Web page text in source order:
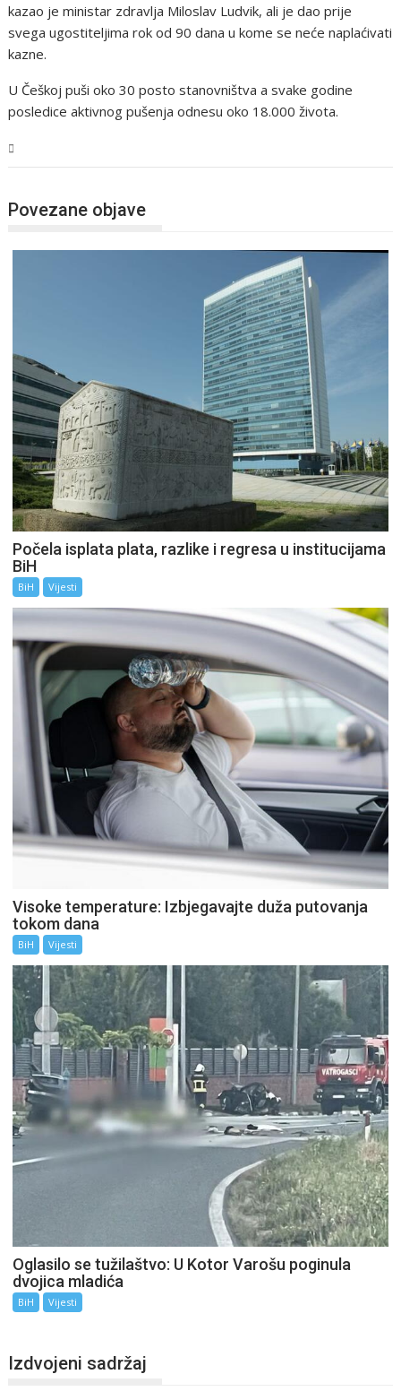
kazao je ministar zdravlja Miloslav Ludvik, ali je dao prije
svega ugostiteljima rok od 90 dana u kome se neće naplaćivati
kazne.
U Češkoj puši oko 30 posto stanovništva a svake godine
posledice aktivnog pušenja odnesu oko 18.000 života.
Povezane objave
Počela isplata plata, razlike i regresa u institucijama
BiH
BiH Vijesti
Visoke temperature: Izbjegavajte duža putovanja
tokom dana
BiH Vijesti
Oglasilo se tužilaštvo: U Kotor Varošu poginula
dvojica mladića
BiH Vijesti
Izdvojeni sadržaj